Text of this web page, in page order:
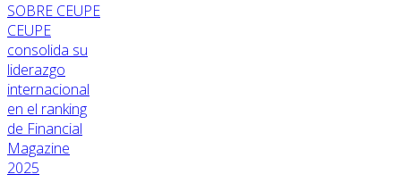
SOBRE CEUPE
CEUPE
consolida su
liderazgo
internacional
en el ranking
de Financial
Magazine
2025